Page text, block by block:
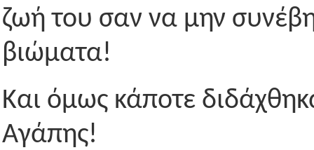
ζωή του σαν να μην
βιώματα!
Και όμως κάποτε
Αγάπης!